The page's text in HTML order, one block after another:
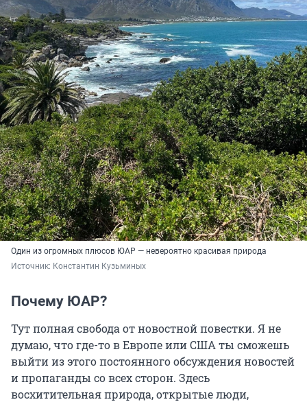
Один из огромных плюсов ЮАР — невероятно красивая природа
Источник: Константин Кузьминых
Почему ЮАР?
Тут полная свобода от новостной повестки. Я не
думаю, что где-то в Европе или США ты сможешь
выйти из этого постоянного обсуждения новостей
и пропаганды со всех сторон. Здесь
восхитительная природа, открытые люди,